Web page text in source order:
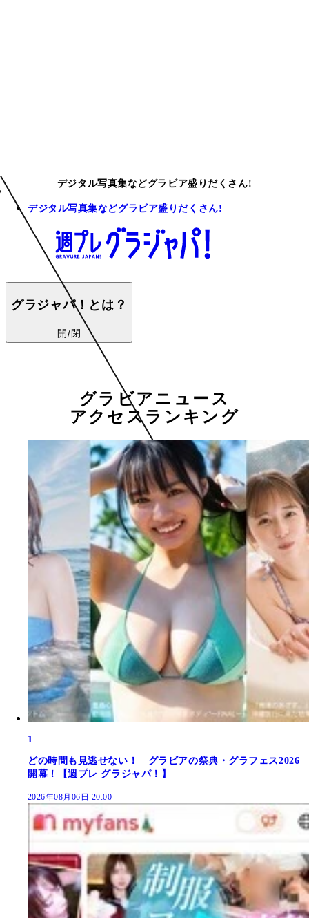
デジタル写真集などグラビア盛りだくさん!
デジタル写真集などグラビア盛りだくさん!
グラジャパ！とは？
開/閉
グラビアニュース
アクセスランキング
1
どの時間も見逃せない！ グラビアの祭典・グラフェス2026
開幕！【週プレ グラジャパ！】
2026年08月06日 20:00